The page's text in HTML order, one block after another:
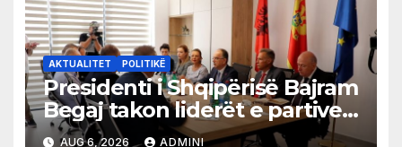
AKTUALITET POLITIKË
Presidenti i Shqipërisë Bajram
Begaj takon liderët e partive
shqiptare në Ulqin
AUG 6, 2026 ADMINI